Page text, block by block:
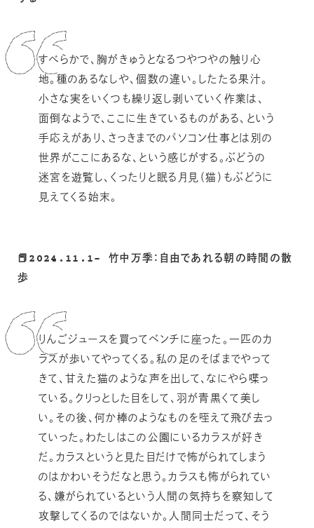
すべらかで、胸がきゅうとなるつやつやの触り心
地。種のあるなしや、個数の違い。したたる果汁。
小さな実をいくつも繰り返し剥いていく作業は、
面倒なようで、ここに生きているものがある、という
手応えがあり、さっきまでのパソコン仕事とは別の
世界がここにあるな、という感じがする。ぶどうの
迷宮を遊覧し、くったりと眠る月見（猫）もぶどうに
見えてくる始末。
📕2024.11.1- 竹中万季：自由であれる朝の時間の散
歩
りんごジュースを買ってベンチに座った。一匹のカ
ラスが歩いてやってくる。私の足のそばまでやって
きて、甘えた猫のような声を出して、なにやら喋っ
ている。クリっとした目をして、羽が青黒くて美し
い。その後、何か棒のようなものを咥えて飛び去っ
ていった。わたしはこの公園にいるカラスが好き
だ。カラスというと見た目だけで怖がられてしまう
のはかわいそうだなと思う。カラスも怖がられてい
る、嫌がられているという人間の気持ちを察知して
攻撃してくるのではないか。人間同士だって、そう